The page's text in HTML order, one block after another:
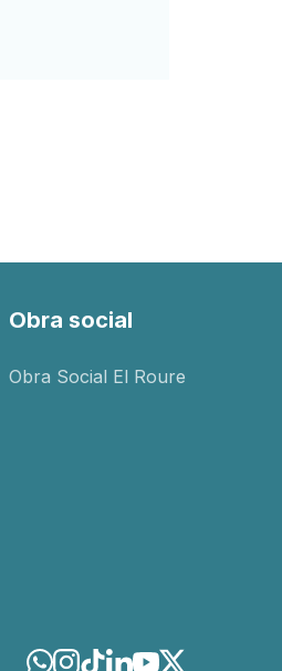
Obra social
Obra Social El Roure